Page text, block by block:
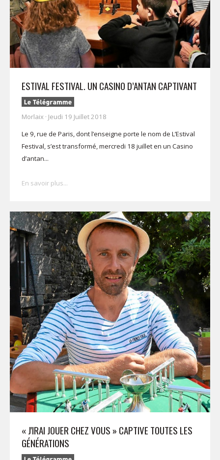
ESTIVAL FESTIVAL. UN CASINO D’ANTAN CAPTIVANT
Morlaix · Jeudi 19 Juillet 2018
Le 9, rue de Paris, dont l’enseigne porte le nom de L’Estival
Festival, s’est transformé, mercredi 18 juillet en un Casino
d’antan...
En savoir plus...
« J'IRAI JOUER CHEZ VOUS » CAPTIVE TOUTES LES
GÉNÉRATIONS